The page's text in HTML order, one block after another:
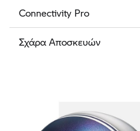
Connectivity Pro
Σχάρα Αποσκευών